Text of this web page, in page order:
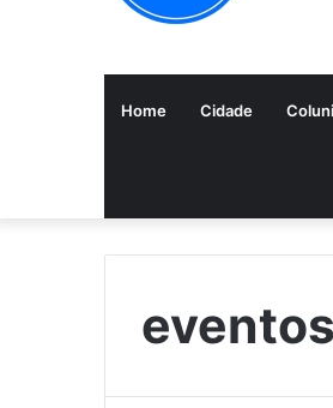
Home Cidade